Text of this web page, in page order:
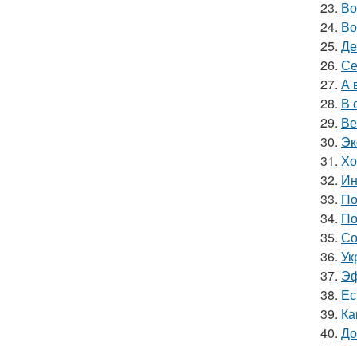
23.
24.
25.
26.
27. А
28. В
29.
30.
31.
32.
33.
34.
35.
36.
37.
38.
39.
40.